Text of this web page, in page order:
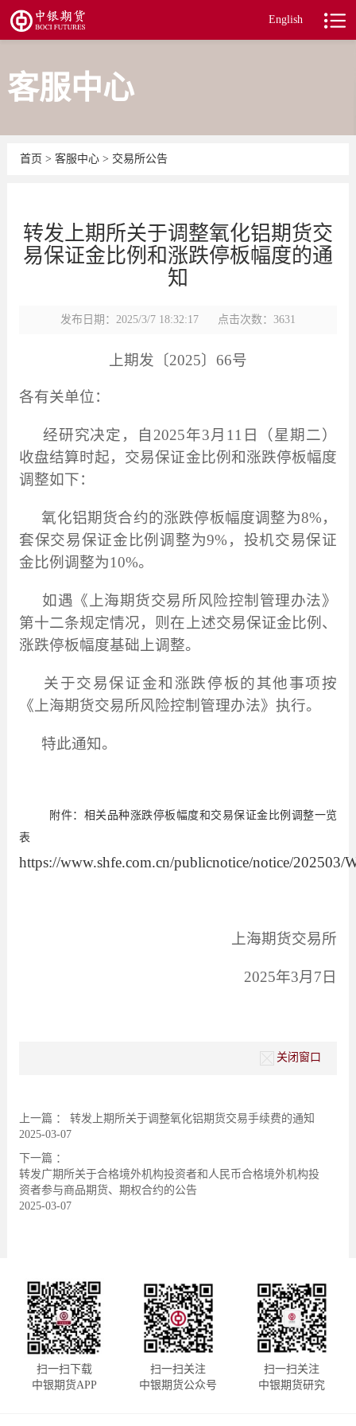
English
客服中心
首页 > 客服中心 > 交易所公告
转发上期所关于调整氧化铝期货交
易保证金比例和涨跌停板幅度的通
知
发布日期：2025/3/7 18:32:17 点击次数：3631
上期发〔2025〕 66号
各有关单位：
经研究决定，自 2025年3月 11 日（星期二）
收盘结算时起，交易保证金比例和涨跌停板幅度
调整如下：
氧化铝期货合约的涨跌停板幅度调整为8%，
套保交易保证金比例调整为9% ，投机交易保证
金比例调整为10%。
如遇《上海期货交易所风险控制管理办法》
第十二条规定情况，则在上述交易保证金比例、
涨跌停板幅度基础上调整。
关于交易保证金和涨跌停板的其他事项按
《上海期货交易所风险控制管理办法》执行。
特此通知。
附件：相关品种涨跌停板幅度和交易保证金比例调整一览
表
https://www.shfe.com.cn/publicnotice/notice/202503/
上海期货交易所
2025年3月 7 日
关闭窗口
上一篇 ： 转发上期所关于调整氧化铝期货交易手续费的通知
2025-03-07
下一篇 ：
转发广期所关于合格境外机构投资者和人民币合格境外机构投
资者参与商品期货、期权合约的公告
2025-03-07
扫一扫下载
中银期货APP
扫一扫关注
中银期货公众号
扫一扫关注
中银期货研究